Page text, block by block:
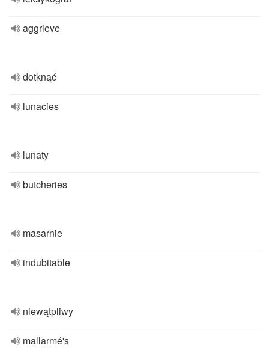
aggrieve
dotknąć
lunacies
lunaty
butcheries
masarnie
indubitable
niewątpliwy
mallarmé's